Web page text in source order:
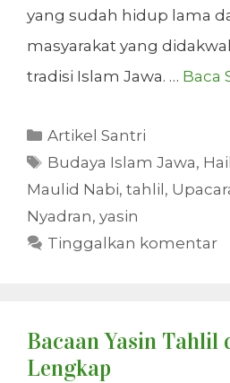
yang sudah hidup lama
masyarakat yang
tradisi Islam Jawa. … Baca
Kategori
Artikel Santri
Tag
Budaya Islam Jawa,
Maulid Nabi, tahlil,
Nyadran, yasin
Tinggalkan komentar
Bacaan Yasin Tahlil
Lengkap